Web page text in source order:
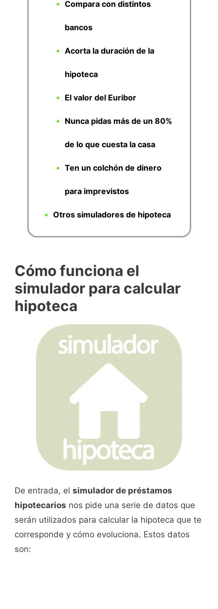
Compara con distintos
bancos
Acorta la duración de la
hipoteca
El valor del Euribor
Nunca pidas más de un 80%
de lo que cuesta la casa
Ten un colchón de dinero
para imprevistos
Otros simuladores de hipoteca
Cómo funciona el
simulador para calcular
hipoteca
De entrada, el simulador de préstamos
hipotecarios nos pide una serie de datos que
serán utilizados para calcular la hipoteca que te
corresponde y cómo evoluciona. Estos datos
son: